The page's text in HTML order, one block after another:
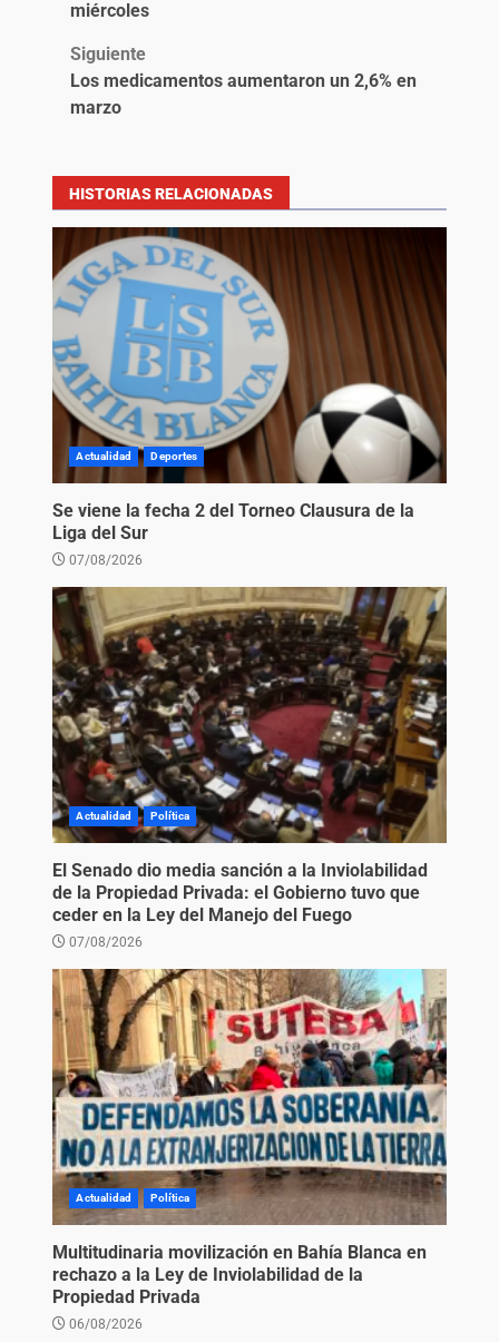
miércoles
Siguiente
Los medicamentos aumentaron un 2,6% en
marzo
HISTORIAS RELACIONADAS
Actualidad Deportes
Se viene la fecha 2 del Torneo Clausura de la
Liga del Sur
07/08/2026
Actualidad Política
El Senado dio media sanción a la Inviolabilidad
de la Propiedad Privada: el Gobierno tuvo que
ceder en la Ley del Manejo del Fuego
07/08/2026
Actualidad Política
Multitudinaria movilización en Bahía Blanca en
rechazo a la Ley de Inviolabilidad de la
Propiedad Privada
06/08/2026